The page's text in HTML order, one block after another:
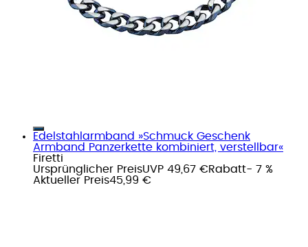
Edelstahlarmband »Schmuck Geschenk
Armband Panzerkette kombiniert, verstellbar«
Firetti
Ursprünglicher PreisUVP 49,67 €Rabatt- 7 %
Aktueller Preis45,99 €